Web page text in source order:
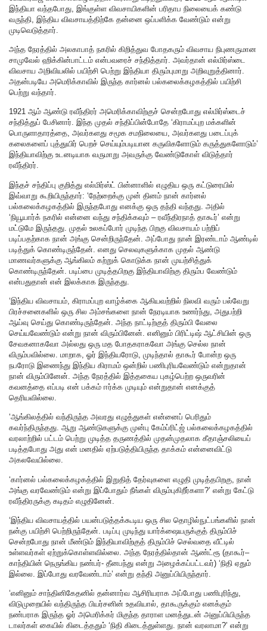
இந்தியா வந்தபோது, இங்குள்ள விவசாயிகளின் பரிதாப நிலையைக் கண்டு
வருந்தி, இந்திய விவசாயத்திற்கே தன்னை ஒப்பளிக்க வேண்டும் என்று
முடிவெடுத்தார்.
அந்த நேரத்தில் அலகாபாத் நகரில் கிறித்துவ போதகரும் விவசாய நிபுணருமான
சாமுவேல் ஹிக்கின்பாட்டம் என்பவரைச் சந்தித்தார். அவர்தான் எல்மிர்ஸ்டை
விவசாய அறிவியலில் பயிற்சி பெற்று இந்தியா திரும்புமாறு அறிவுறுத்தினார்.
அதன்படியே அமெரிக்காவில் இருந்த கார்னல் பல்கலைக்கழகத்தில் பயிற்சி
பெற்று வந்தார்.
1921 ஆம் ஆண்டு ரவீந்திரர் அமெரிக்காவிற்குச் சென்றபோது எல்மிர்ஸ்டைச்
சந்தித்துப் பேசினார். இந்த முதல் சந்திப்பின்போதே ‘கிராமப்புற மக்களின்
பொருளாதாரத்தை, அவர்களது சமூக சமநிலையை, அவர்களது படைப்புக்
கலைகளைப் புத்துயிர் பெறச் செய்யும்படியான கருவிகளோடும் கருத்துகளோடும்’
இந்தியாவிற்கு உடனடியாக வருமாறு அவருக்கு வேண்டுகோள் விடுத்தார்
ரவீந்திரர்.
இந்தச் சந்திப்பு குறித்து எல்மிர்ஸ்ட் பின்னாளில் எழுதிய ஒரு கட்டுரையில்
இவ்வாறு கூறியிருந்தார்: ‘நேற்றைக்கு முன் தினம் நான் கார்னல்
பல்கலைக்கழகத்தில் இருந்தபோது எனக்கு ஒரு தந்தி வந்தது. அதில்
‘நியூயார்க் நகரில் என்னை வந்து சந்திக்கவும் – ரவீந்திரநாத் தாகூர்’ என்று
மட்டுமே இருந்தது. முதல் உலகப்போர் முடிந்த பிறகு விவசாயம் பற்றிப்
படிப்பதற்காக நான் அங்கு சென்றிருந்தேன். அப்போது நான் இரண்டாம் ஆண்டில்
படித்துக் கொண்டிருந்தேன். எனது செலவுகளுக்காக முதல் ஆண்டு
மாணவர்களுக்கு ஆங்கிலம் கற்றுக் கொடுக்க நான் முயற்சித்துக்
கொண்டிருந்தேன். படிப்பை முடித்தபிறகு இந்தியாவிற்கு திரும்ப வேண்டும்
என்பதுதான் என் இலக்காக இருந்தது.
‘இந்திய விவசாயம், கிராமப்புற வாழ்க்கை ஆகியவற்றில் நிலவி வரும் பல்வேறு
பிரச்சனைகளில் ஒரு சில அம்சங்களை நான் நேரடியாக உணர்ந்து, அதுபற்றி
ஆய்வு செய்து கொண்டிருந்தேன். அந்த நாட்டிற்குத் திரும்பி வேலை
செய்யவேண்டும் என்று நான் விரும்பினேன். எனினும் பிரிட்டிஷ் ஆட்சியின் ஒரு
சேவகனாகவோ அல்லது ஒரு மத போதகராகவோ அங்கு செல்ல நான்
விரும்பவில்லை. மாறாக, ஓர் இந்தியரோடு, முடிந்தால் தாகூர் போன்ற ஒரு
நபரோடு இணைந்து இந்திய கிராமம் ஒன்றில் பணிபுரியவேண்டும் என்றுதான்
நான் விரும்பினேன். அந்த நேரத்தில் இத்தகைய புகழ்பெற்ற ஒருவரின்
கவனத்தை எப்படி என் பக்கம் ஈர்க்க முடியும் என்றுதான் எனக்குத்
தெரியவில்லை.
‘ஆங்கிலத்தில் வந்திருந்த அவரது எழுத்துகள் என்னைப் பெரிதும்
கவர்ந்திருந்தது. ஆறு ஆண்டுகளுக்கு முன்பு கேம்ப்ரிட்ஜ் பல்கலைக்கழகத்தில்
வரலாற்றில் பட்டம் பெற்று முடித்த தருணத்தில் முதன்முதலாக கீதாஞ்சலியைப்
படித்தபோது அது என் மனதில் ஏற்படுத்தியிருந்த தாக்கம் என்னைவிட்டு
அகலவேயில்லை.
‘கார்னல் பல்கலைக்கழகத்தில் இறுதித் தேர்வுகளை எழுதி முடித்தபிறகு, நான்
அங்கு வரவேண்டும் என்று இப்போதும் நீங்கள் விரும்புகிறீர்களா?’ என்று கேட்டு
ரவீந்திரருக்கு கடிதம் எழுதினேன்.
‘இந்திய விவசாயத்தில் பயன்படுத்தக்கூடிய ஒரு சில தொழில்நுட்பங்களில் நான்
நன்கு பயிற்சி பெற்றிருந்தேன். படிப்பு முடிந்து யார்க்ஷையருக்குத் திரும்பிச்
சென்றபோது நான் மீண்டும் இந்தியாவிற்குத் திரும்பிச் செல்வதை வீட்டில்
உள்ளவர்கள் ஏற்றுக்கொள்ளவில்லை. அந்த நேரத்தில்தான் ஆண்ட்ரூ (தாகூர்–
காந்தியின் நெருங்கிய நண்பர்- தீனபந்து என்று அழைக்கப்பட்டவர்) ‘நிதி ஏதும்
இல்லை. இப்போது வரவேண்டாம்’ என்று தந்தி அனுப்பியிருந்தார்.
‘எனினும் சாந்தினிகேதனில் தன்னார்வ ஆசிரியராக அப்போது பணிபுரிந்து,
விடுமுறையில் வந்திருந்த பியர்சனின் உதவியால், தாகூருக்கும் எனக்கும்
நண்பராக இருந்த ஓர் அமெரிக்கர் மிகுந்த தாராள மனத்துடன் அனுப்பியிருந்த
டாலர்கள் கையில் கிடைத்ததும் ‘நிதி கிடைத்துள்ளது. நான் வரலாமா?’ என்று